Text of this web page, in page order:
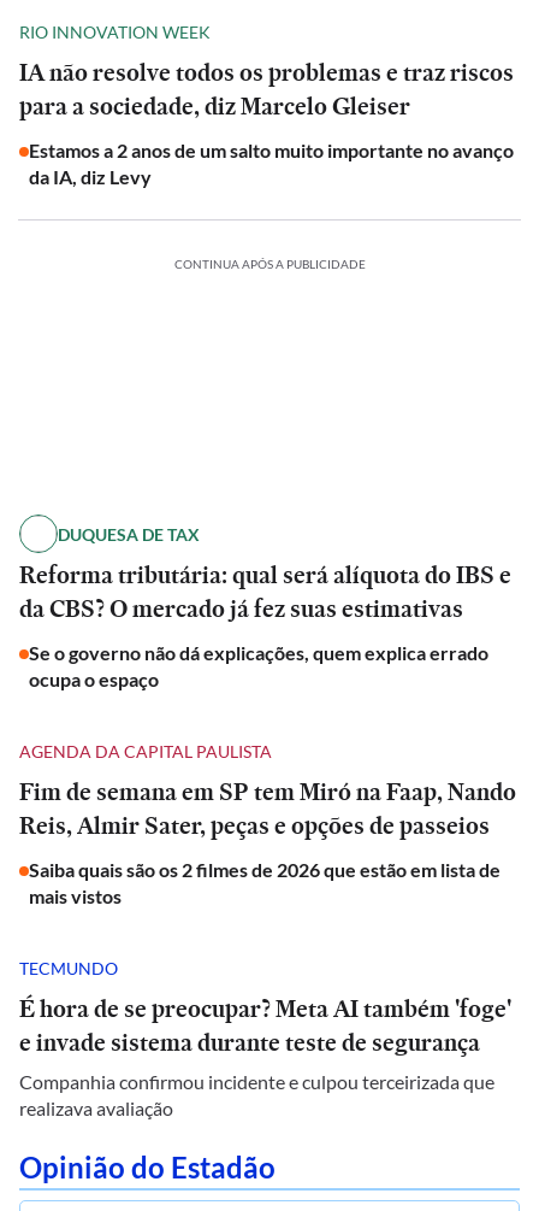
RIO INNOVATION WEEK
IA não resolve todos os problemas e traz riscos
para a sociedade, diz Marcelo Gleiser
Estamos a 2 anos de um salto muito importante no avanço
da IA, diz Levy
CONTINUA APÓS A PUBLICIDADE
DUQUESA DE TAX
Reforma tributária: qual será alíquota do IBS e
da CBS? O mercado já fez suas estimativas
Se o governo não dá explicações, quem explica errado
ocupa o espaço
AGENDA DA CAPITAL PAULISTA
Fim de semana em SP tem Miró na Faap, Nando
Reis, Almir Sater, peças e opções de passeios
Saiba quais são os 2 filmes de 2026 que estão em lista de
mais vistos
TECMUNDO
É hora de se preocupar? Meta AI também 'foge'
e invade sistema durante teste de segurança
Companhia confirmou incidente e culpou terceirizada que
realizava avaliação
Opinião do Estadão